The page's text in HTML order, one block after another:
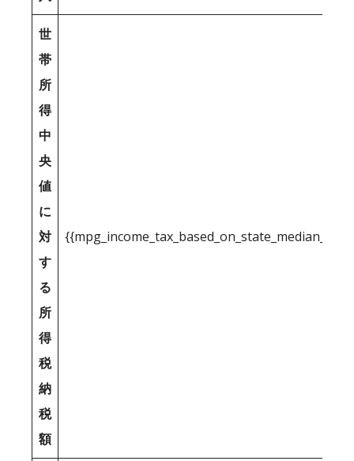
世
帯
所
得
中
央
値
に
対
す
る
所
得
税
納
税
額